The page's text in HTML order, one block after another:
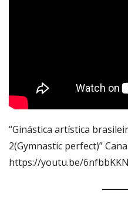
“Ginástica artística
2(Gymnastic perfect)”
https://youtu.be/